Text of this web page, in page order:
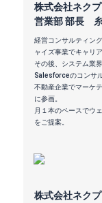
株式会社ネクプ
営業部 部長
経営コンサルティン
ャイズ事業でキャリ
その後、システム業
Salesforceのコンサ
不動産企業でマーケ
に参画。
月１本のペースでウ
をご提案。
株式会社ネクプ